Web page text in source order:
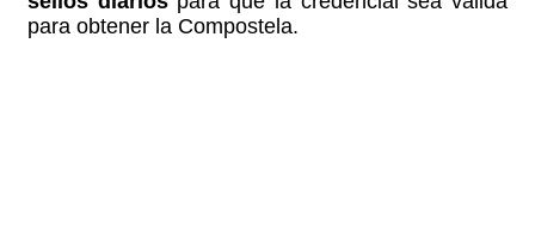
para obtener la Compostela.